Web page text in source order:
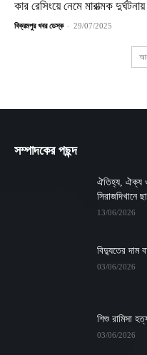
কার রেসিংয়ে নেমে মারাত্মক
বিক্রমপুর খবর ডেস্ক - 29/07/2025
সম্পাদকের পছন্দ
ঐতিহ্য, ঐক্য ও
সিরাজদিখানে
13/06/2026
বিদ্যুতের দাম
03/06/2026
শিশু রামিসা
03/06/2026